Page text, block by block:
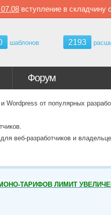
07.08 вступление в складчину
шаблонов 2193
Форум
от популярных
веб-разработчиков и
ТАРИФОВ ЛИМИТ